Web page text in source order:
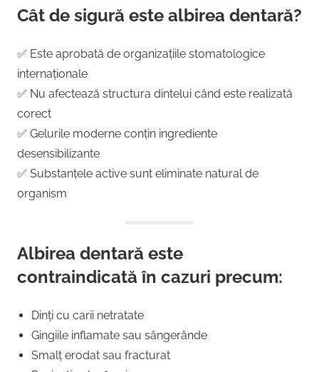
Cât de sigură este albirea dentară?
✅ Este aprobată de organizațiile stomatologice
internaționale
✅ Nu afectează structura dintelui când este realizată
corect
✅ Gelurile moderne conțin ingrediente
desensibilizante
✅ Substanțele active sunt eliminate natural de
organism
Albirea dentară este
contraindicată în cazuri precum:
Dinți cu carii netratate
Gingiile inflamate sau sângerânde
Smalț erodat sau fracturat